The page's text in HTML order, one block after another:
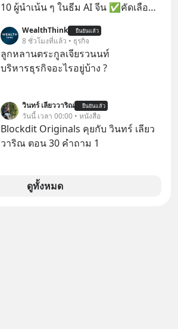
10 ผู้นำเน้น ๆ ในธีม AI จีน ✅คัดเลือก
เจ้าของผู้นำ AI จีน ตั้งแต่โรงงานผลิตชิป
หน่วยความจำ โมเดล AI ยันหุ่นยนต์
✅ได้การรับยกเว้นภาษี Capital Gain
ตามกฎหมายภาษีของประเทศไทย
WealthThink ยืนยันแล้ว
8 ชั่วโมงที่แล้ว • ธุรกิจ
ลูกหลานตระกูลเจียรวนนท์
บริหารธุรกิจอะไรอยู่บ้าง ?
วินทร์ เลียววาริณ ยืนยันแล้ว
วันนี้ เวลา 00:00 • หนังสือ
Blockdit Originals คุยกับ วินทร์ เลียว
วาริณ ตอน 30 คำถาม 1
ดูทั้งหมด